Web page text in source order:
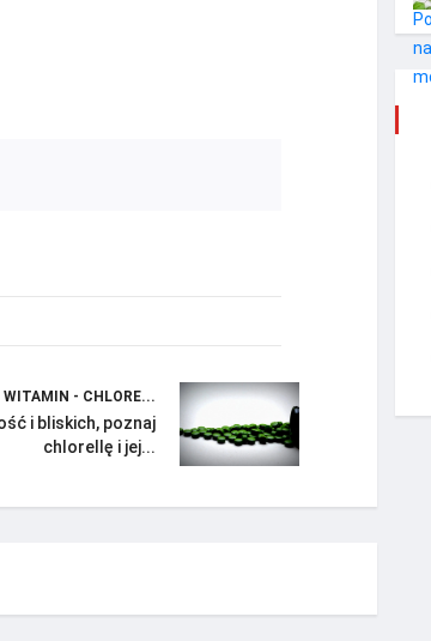
WITAMIN - CHLORE...
i bliskich, poznaj
chlorellę i jej...